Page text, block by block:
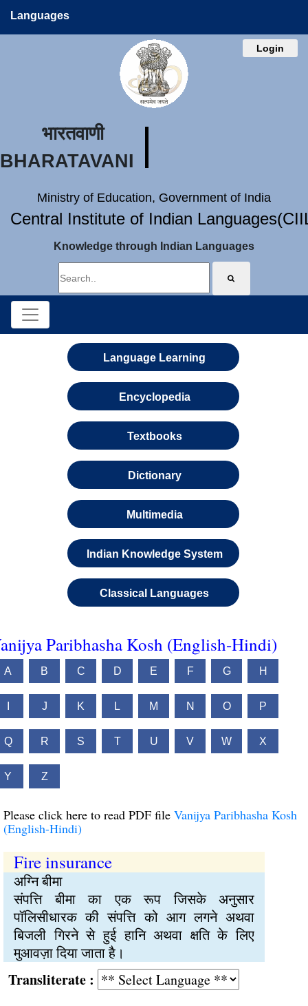
Languages
Login
भारतवाणी
BHARATAVANI
Ministry of Education, Government of India
Central Institute of Indian
Knowledge through Indian Languages
Language Learning
Encyclopedia
Textbooks
Dictionary
Multimedia
Indian Knowledge System
Classical Languages
Paribhasha Kosh (English-Hindi)
A B C D E F G H
J K L M N O P
Q R S T U V W X
Y Z
Please click here to read PDF file Vanijya Paribhasha Kosh
(English-Hindi)
Fire insurance
अग्नि बीमा
संपत्ति बीमा का एक रूप जिसके अनुसार
पॉलिसीधारक की संपत्ति को आग लगने अथवा
बिजली गिरने से हुई हानि अथवा क्षति के लिए
मुआवज़ा दिया जाता है।
: